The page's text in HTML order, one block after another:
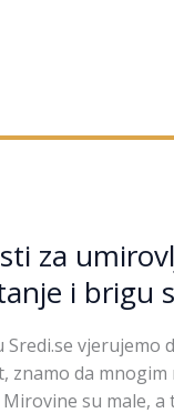
za
i brigu
Sredi.se vjerujemo
znamo da
su male, a